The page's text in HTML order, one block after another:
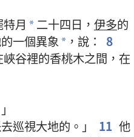
月 * 二十四日， 伊多的
一個異象* ，說：
8
谷裡的香桃木之間，在
巡視大地的。」 11 他